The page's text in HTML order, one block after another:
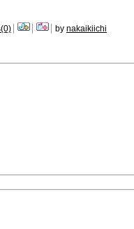
by nakaikiichi